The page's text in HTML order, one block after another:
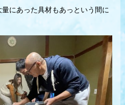
にあった具材もあっという間に